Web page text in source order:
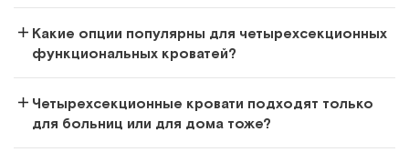
Какие опции популярны для четырехсекционных
функциональных кроватей?
Четырехсекционные кровати подходят только
для больниц или для дома тоже?